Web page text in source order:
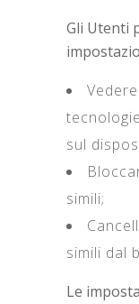
Gli Utenti
sul
simili;
simili dal
Le